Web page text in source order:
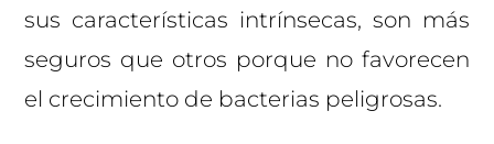
sus características intrínsecas, son más
seguros que otros porque no favorecen
el crecimiento de bacterias peligrosas.